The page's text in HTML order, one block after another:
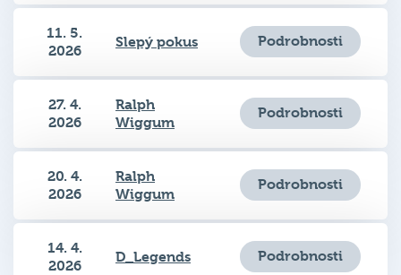
11. 5.
2026
Slepý pokus Podrobnosti
27. 4.
2026
Ralph
Wiggum
Podrobnosti
20. 4.
2026
Ralph
Wiggum
Podrobnosti
14. 4.
2026
D_Legends Podrobnosti